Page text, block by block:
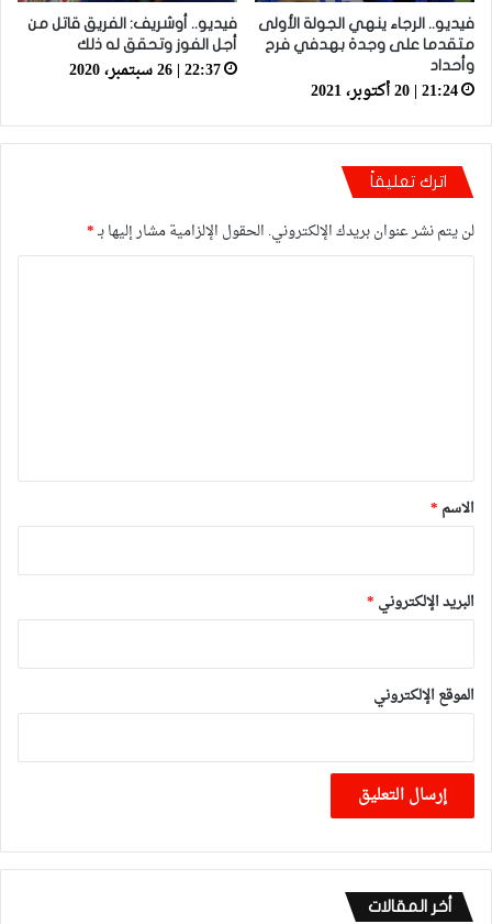
فيديو.. الرجاء ينهي الجولة الأولى
متقدما على وجدة بهدفي فرح
وأحداد
21:24 | 20 أكتوبر، 2021
فيديو.. أوشريف: الفريق قاتل من
أجل الفوز وتحقق له ذلك
22:37 | 26 سبتمبر، 2020
اترك تعليقاً
لن يتم نشر عنوان بريدك الإلكتروني. الحقول الإلزامية مشار إليها بـ*
*
الاسم *
البريد الإلكتروني *
الموقع الإلكتروني
أخر المقالات